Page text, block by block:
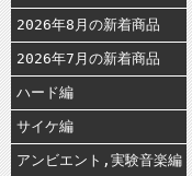
2026年8月の新着商品
2026年7月の新着商品
ハード編
サイケ編
アンビエント,実験音楽編